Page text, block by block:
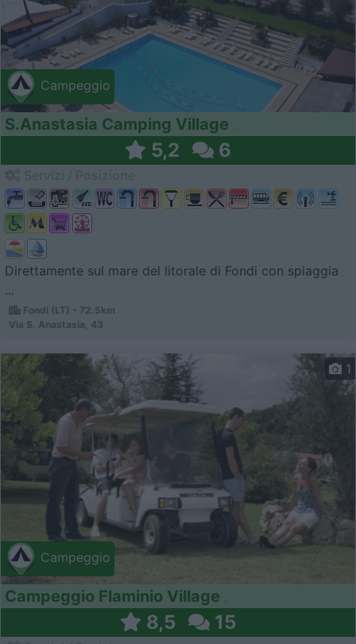
Campeggio
S.Anastasia Camping Village
5,2 6
Direttamente sul mare del litorale di Fondi con spiaggia
...
Fondi (LT) - 72.5km
Via S. Anastasia, 43
Campeggio
1
Campeggio Flaminio Village
8,5 15